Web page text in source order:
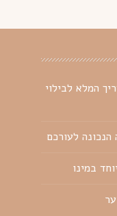
המלא לבילוי
לעורכם
במינו